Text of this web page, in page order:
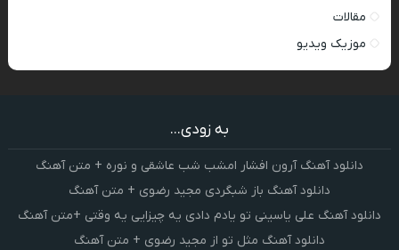
مقالات
موزیک ویدیو
به زودی...
دانلود آهنگ آرون افشار امشب شب عاشقی و نوره + متن آهنگ
دانلود آهنگ باز شبگردی مجید رضوی + متن آهنگ
دانلود آهنگ علی یاسینی تو یادم دادی یه چیزایی یه وقتی +متن آهنگ
دانلود آهنگ مثل تو از مجید رضوی + متن آهنگ